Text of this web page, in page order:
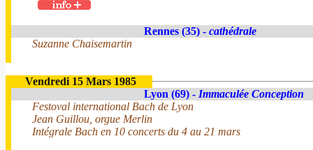
Rennes (35) - cathédrale
Suzanne Chaisemartin
Vendredi 15 Mars 1985
Lyon (69) - Immaculée Conception
Festoval international Bach de Lyon
Jean Guillou, orgue Merlin
Intégrale Bach en 10 concerts du 4 au 21 mars